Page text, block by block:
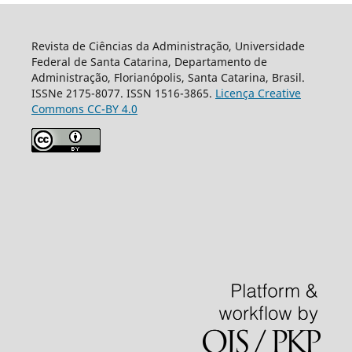
Revista de Ciências da Administração, Universidade
Federal de Santa Catarina, Departamento de
Administração, Florianópolis, Santa Catarina, Brasil.
ISSNe 2175-8077. ISSN 1516-3865. Licença Creative
Commons CC-BY 4.0